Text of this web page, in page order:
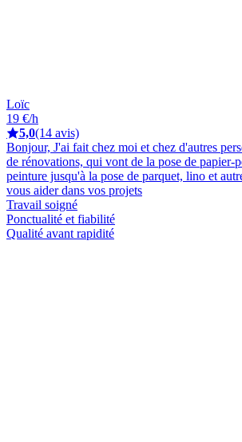
Loïc
19 €/h
5,0(14 avis)
Bonjour, J'ai fait chez moi et chez d'autres
de rénovations, qui vont de la pose de papier-
peinture jusqu'à la pose de parquet, lino et
vous aider dans vos projets
Travail soigné
Ponctualité et fiabilité
Qualité avant rapidité